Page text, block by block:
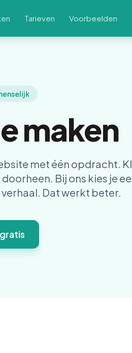
Tarieven Voorbeelden
maken
met één opdracht.
Bij ons kies je
Dat werkt beter.